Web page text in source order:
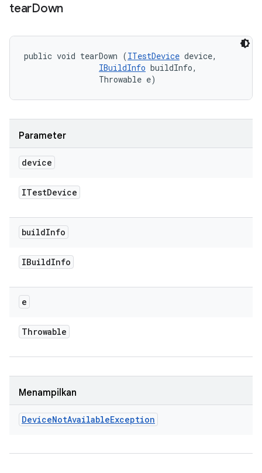
tearDown
public void tearDown (ITestDevice device,
IBuildInfo buildInfo,
                Throwable e)
Parameter
device
ITestDevice
buildInfo
IBuildInfo
e
Throwable
Menampilkan
DeviceNotAvailableException